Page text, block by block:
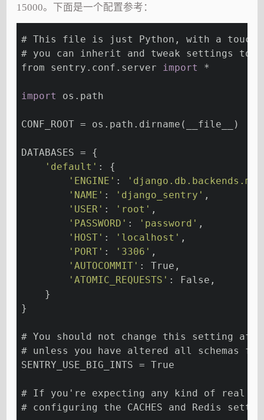
15000。下面是一个配置参考：
# This file is just Python, with a touch of
# you can inherit and tweak settings to
from sentry.conf.server import *
import os.path
CONF_ROOT = os.path.dirname(__file__)
DATABASES = {
'default' : {
'ENGINE' :
'NAME' : 'django_sentry' ,
'USER' : 'root' ,
'PASSWORD' : 'password' ,
'HOST' : 'localhost' ,
'PORT' : '3306' ,
'AUTOCOMMIT' : True,
'ATOMIC_REQUESTS' : False,
    }
}
# You should not change this setting
# unless you have altered all schemas
SENTRY_USE_BIG_INTS = True
# If you're expecting any kind of real
# configuring the CACHES and Redis